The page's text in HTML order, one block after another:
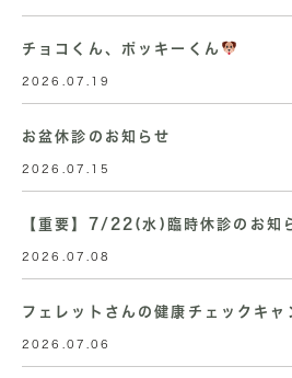
チョコくん、ポッキーくん
2026.07.19
お盆休診のお知らせ
2026.07.15
【重要】7/22(水)臨時休診のお知
2026.07.08
フェレットさんの健康チェックキャ
2026.07.06